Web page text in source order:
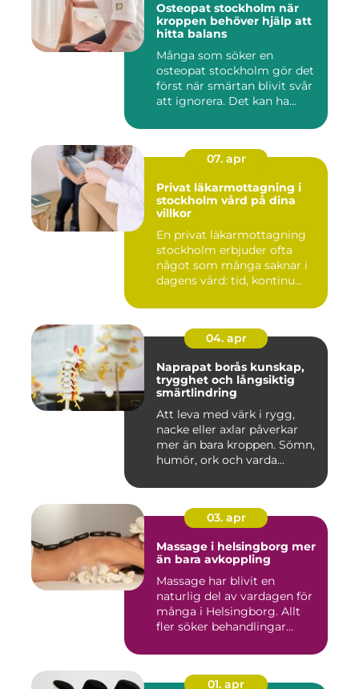
Osteopat stockholm när
kroppen behöver hjälp att
hitta balans
Många som söker en
osteopat stockholm gör det
först när smärtan blivit svår
att ignorera. Det kan ha...
07. apr
Privat läkarmottagning i
stockholm vård på dina
villkor
En privat läkarmottagning
stockholm erbjuder ofta
något som många saknar i
dagens vård: tid, kontinu...
04. apr
Naprapat borås kunskap,
trygghet och långsiktig
smärtlindring
Att leva med värk i rygg,
nacke eller axlar påverkar
mer än bara kroppen. Sömn,
humör, ork och varda...
03. apr
Massage i helsingborg mer
än bara avkoppling
Massage har blivit en
naturlig del av vardagen för
många i Helsingborg. Allt
fler söker behandlingar...
01. apr